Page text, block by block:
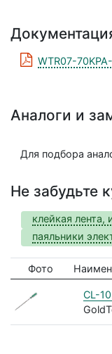
WTR07-
Аналоги и
Для подбора
Не забудьте
клейкая лента,
паяльники
Фото
CL-